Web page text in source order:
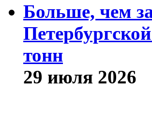
Больше, чем
тонн
29 июля 2026